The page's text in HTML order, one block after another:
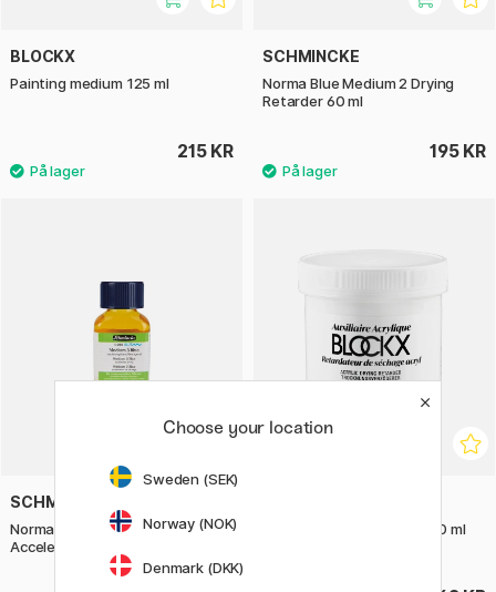
BLOCKX
Painting medium 125 ml
215 KR
SCHMINCKE
Norma Blue Medium 2 Drying
Retarder 60 ml
195 KR
SCHMINCKE
Norma Blue Medium 3 Drying
Accelerator 60 ml
Acrylic Drying Retarder 250 ml
Choose your location
Sweden (SEK)
Norway (NOK)
Denmark (DKK)